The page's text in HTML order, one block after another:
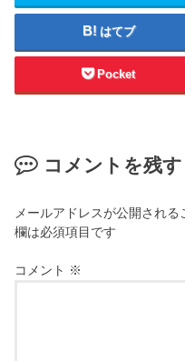
はてブ
Pocket
コメントを残す
メールアドレスが公開される
欄は必須項目です
コメント ※